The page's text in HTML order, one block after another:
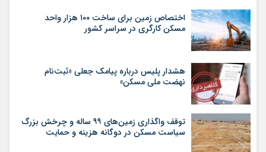
اختصاص زمین برای ساخت ۱۰۰ هزار واحد
مسکن کارگری در سراسر کشور
هشدار پلیس درباره پیامک جعلی «ثبت‌نام
نهضت ملی مسکن»
توقف واگذاری زمین‌های ۹۹ ساله و چرخش بزرگ
سیاست مسکن در دوگانه هزینه و حمایت